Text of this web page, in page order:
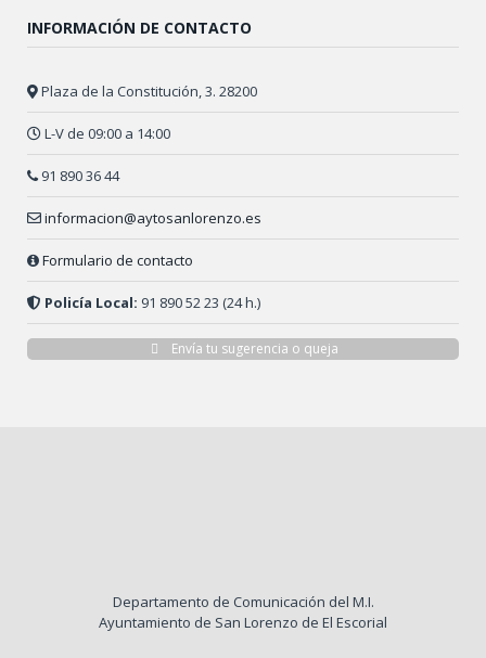
INFORMACIÓN DE CONTACTO
Plaza de la Constitución, 3. 28200
L-V de 09:00 a 14:00
91 890 36 44
informacion@aytosanlorenzo.es
Formulario de contacto
Policía Local: 91 890 52 23 (24 h.)
Envía tu sugerencia o queja
Departamento de Comunicación del M.I.
Ayuntamiento de San Lorenzo de El Escorial